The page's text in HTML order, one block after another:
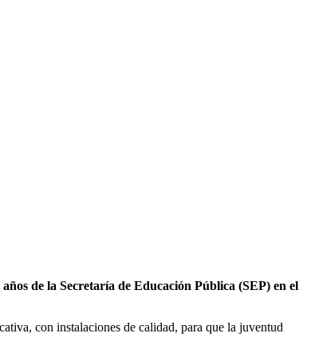
de la Secretaría de Educación Pública (SEP) en el
con instalaciones de calidad, para que la juventud